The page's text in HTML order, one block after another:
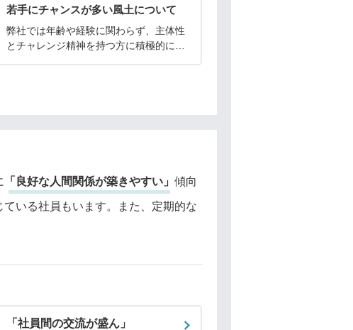
若手にチャンスが多い風土について
弊社では年齢や経験に関わらず、主体性
とチャレンジ精神を持つ方に積極的にチ
「良好な人間関係が築きやすい」 傾向
ている社員もいます。また、定期的な
「社員間の交流が盛ん」